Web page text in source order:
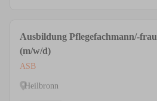
Ausbildung Pflegefachmann/-frau
(m/w/d)
ASB
Heilbronn